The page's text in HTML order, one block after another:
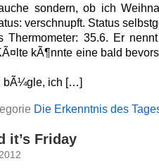
sondern, ob ich
verschnupft. Status
Thermometer: 35.6. Er
kÃ¶nnte eine bald
bÃ¼gle, ich […]
Die Erkenntnis des
it’s Friday